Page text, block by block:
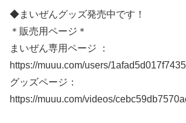
◆まいぜんグッズ発売中です！
＊販売用ページ＊
まいぜん専用ページ ：
https://muuu.com/users/
グッズページ：
https://muuu.com/videos/